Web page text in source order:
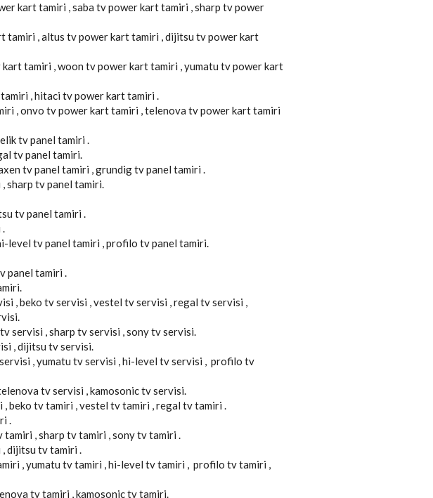
kart tamiri , saba tv power kart tamiri , sharp tv power
tamiri , altus tv power kart tamiri , dijitsu tv power kart
tamiri , woon tv power kart tamiri , yumatu tv power kart
, hitaci tv power kart tamiri .
, onvo tv power kart tamiri , telenova tv power kart tamiri
tv panel tamiri .
tv panel tamiri.
tv panel tamiri , grundig tv panel tamiri .
sharp tv panel tamiri.
tv panel tamiri .
.
level tv panel tamiri , profilo tv panel tamiri.
panel tamiri .
, beko tv servisi , vestel tv servisi , regal tv servisi ,
servisi , sharp tv servisi , sony tv servisi.
, dijitsu tv servisi.
, yumatu tv servisi , hi-level tv servisi , profilo tv
tv servisi , kamosonic tv servisi.
beko tv tamiri , vestel tv tamiri , regal tv tamiri .
.
, sharp tv tamiri , sony tv tamiri .
dijitsu tv tamiri .
, yumatu tv tamiri , hi-level tv tamiri , profilo tv tamiri ,
tv tamiri , kamosonic tv tamiri.